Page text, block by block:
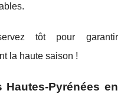
tôt pour garantir
la haute saison !
Pyrénées en